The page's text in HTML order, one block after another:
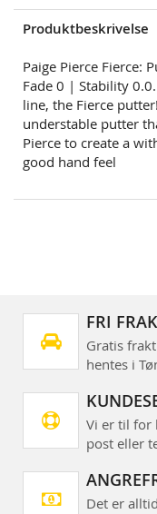
of
the
gallery
Produktbeskrivelse
Paige Pierce Fierce:
Fade 0 | Stability
line, the Fierce
understable putter
Pierce to create a
good hand feel
FRI
Gratis
hentes i
Vi er til for
post eller
Det er